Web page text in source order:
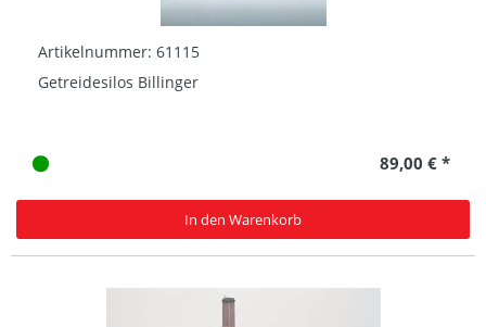
Artikelnummer: 61115
Getreidesilos Billinger
89,00 € *
In den Warenkorb